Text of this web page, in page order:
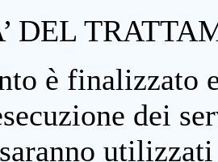
DEL
è finalizzato
dei